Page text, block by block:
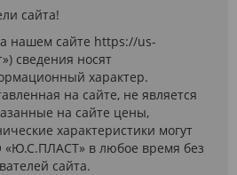
сайта!
нашем сайте https://us-
сведения носят
характер.
на сайте, не является
на сайте цены,
характеристики могут
в любое время без
сайта.